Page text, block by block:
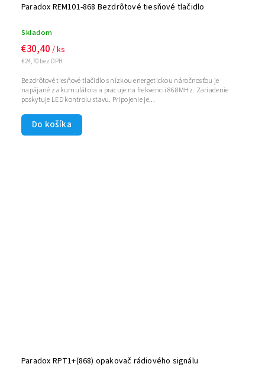
Paradox REM101-868 Bezdrôtové tiesňové tlačidlo
Skladom
€24,70 bez DPH
€30,40 / ks
Do košíka
Bezdrôtové tiesňové tlačidlo s nízkou energetickou náročnosťou je
napájané z akumulátora a pracuje na frekvencii 868MHz. Zariadenie
poskytuje LED kontrolu stavu. Pripojenie je...
Paradox RPT1+(868) opakovač rádiového signálu